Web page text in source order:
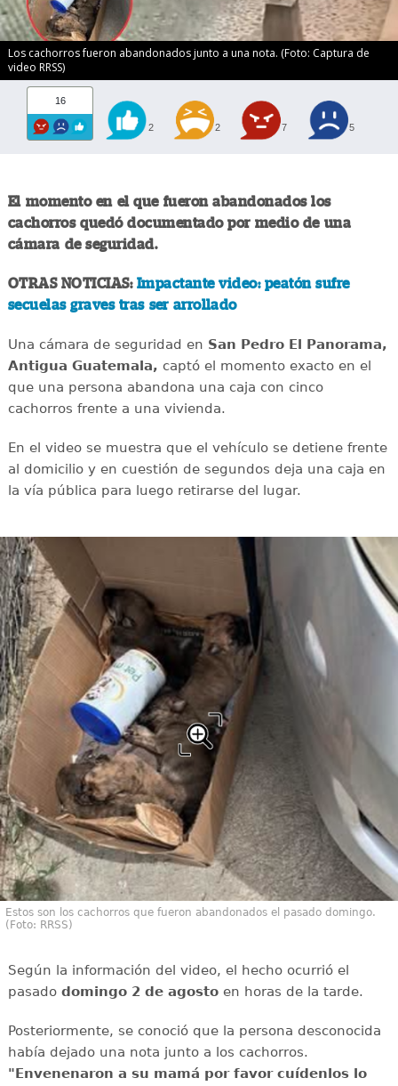
Los cachorros fueron abandonados junto a una nota. (Foto: Captura de
video RRSS)
16
2 2 7 5
El momento en el que fueron abandonados los
cachorros quedó documentado por medio de una
cámara de seguridad.
OTRAS NOTICIAS: Impactante video: peatón sufre
secuelas graves tras ser arrollado
Una cámara de seguridad en San Pedro El Panorama,
Antigua Guatemala, captó el momento exacto en el
que una persona abandona una caja con cinco
cachorros frente a una vivienda.
En el video se muestra que el vehículo se detiene frente
al domicilio y en cuestión de segundos deja una caja en
la vía pública para luego retirarse del lugar.
Estos son los cachorros que fueron abandonados el pasado domingo.
(Foto: RRSS)
Según la información del video, el hecho ocurrió el
pasado domingo 2 de agostoen horas de la tarde.
Posteriormente, se conoció que la persona desconocida
había dejado una nota junto a los cachorros.
"Envenenaron a su mamá por favor cuídenlos lo